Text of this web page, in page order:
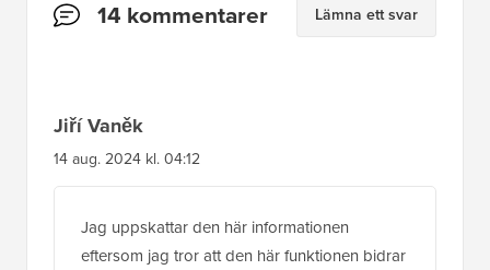
Läsarnas14 kommentarer Lämna ett svar
Jiří Vaněk
14 aug. 2024 kl. 04:12
Jag uppskattar den här informationen
eftersom jag tror att den här funktionen bidrar